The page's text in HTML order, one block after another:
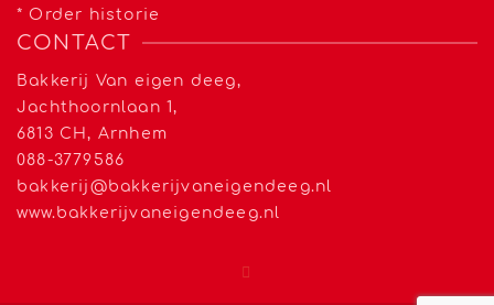
* Order historie
CONTACT
Bakkerij Van eigen deeg,
Jachthoornlaan 1,
6813 CH, Arnhem
088-3779586
bakkerij@bakkerijvaneigendeeg.nl
www.bakkerijvaneigendeeg.nl